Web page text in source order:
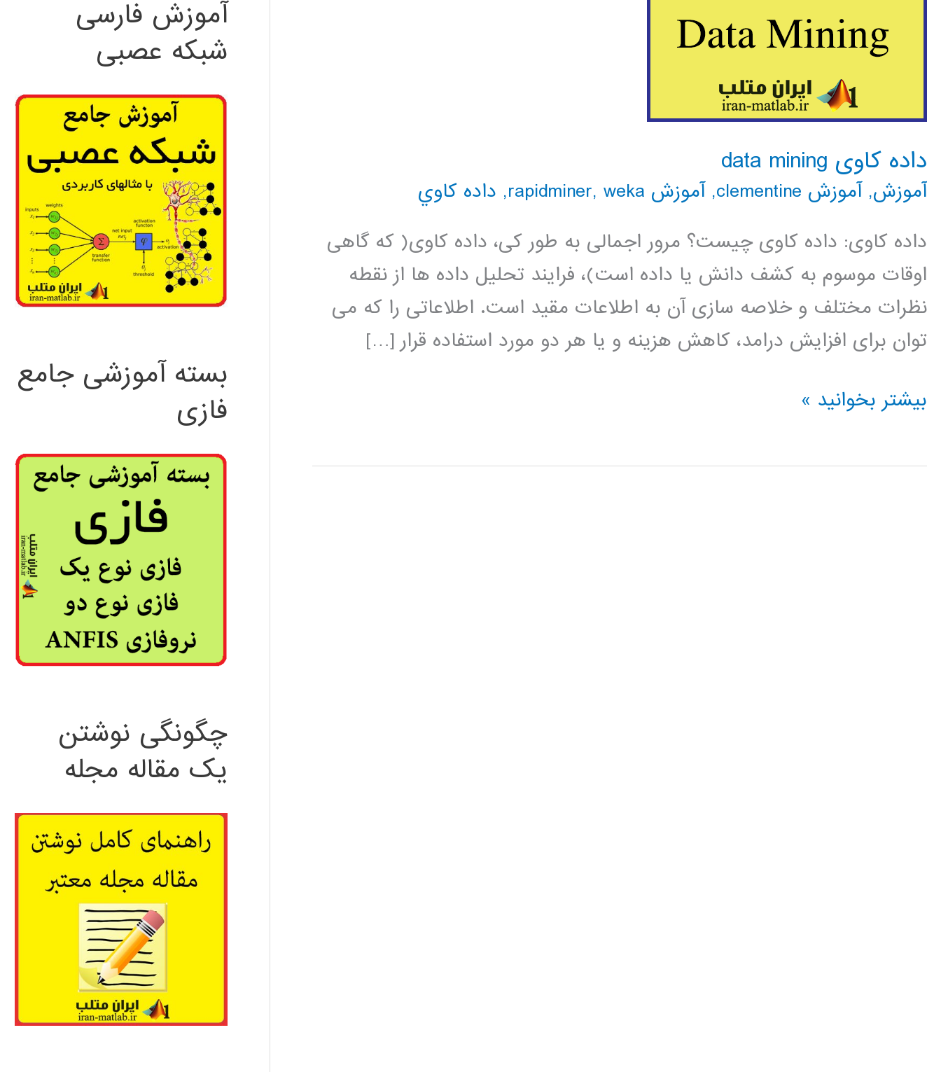
داده کاوی data mining
آموزش,آموزش clementine ,آموزش rapidminer , weka
, داده كاوي
داده کاوی: داده کاوی چیست؟ مرور اجمالی به طور کی، داده کاوی( که گاهی
اوقات موسوم به کشف دانش یا داده است)، فرایند تحلیل داده ها از نقطه
نظرات مختلف و خلاصه سازی آن به اطلاعات مقید است. اطلاعاتی را که می
توان برای افزایش درامد، کاهش هزینه و یا هر دو مورد استفاده قرار […]
داده
data
بیشتر بخوانید »
آموزش فارسی
شبکه عصبی
بسته آموزشی جامع
فازی
چگونگی نوشتن
یک مقاله مجله